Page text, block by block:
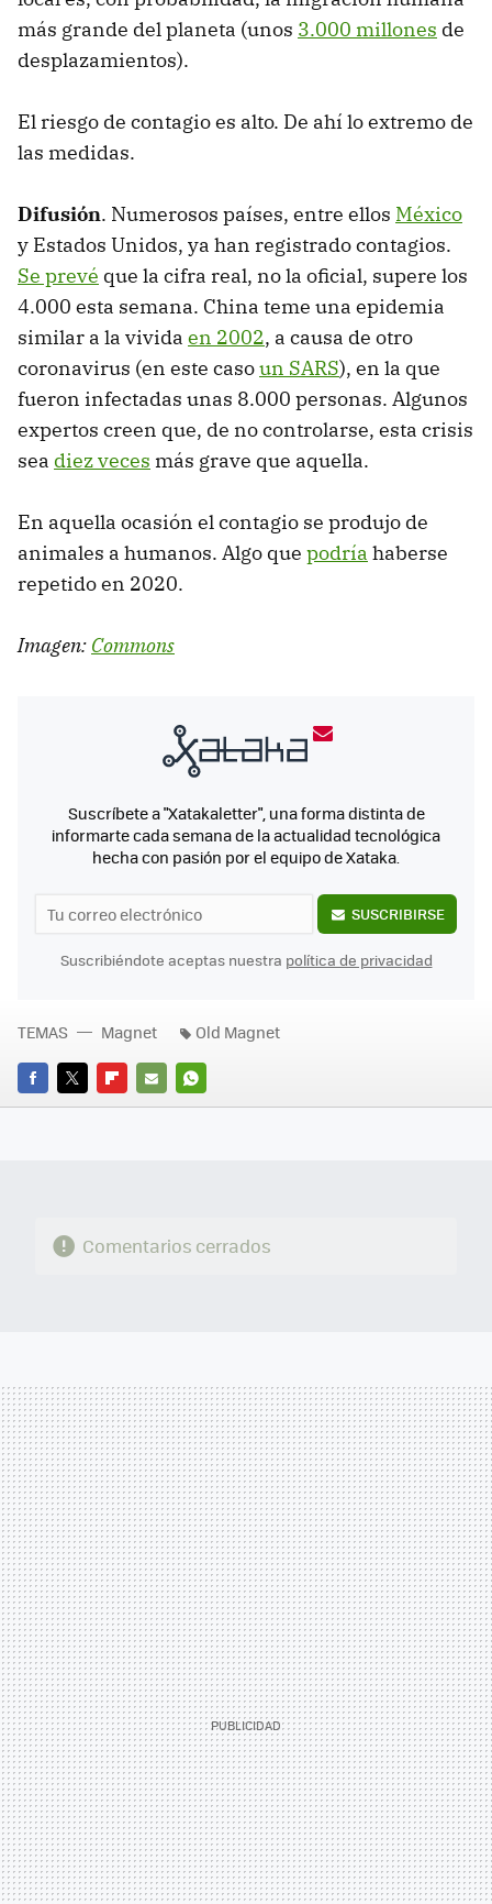
más grande del planeta (unos 3.000 millones de
desplazamientos).
El riesgo de contagio es alto. De ahí lo extremo de
las medidas.
Difusión. Numerosos países, entre ellos México
y Estados Unidos, ya han registrado contagios.
Se prevé que la cifra real, no la oficial, supere los
4.000 esta semana. China teme una epidemia
similar a la vivida en 2002, a causa de otro
coronavirus (en este casoun SARS), en la que
fueron infectadas unas 8.000 personas. Algunos
expertos creen que, de no controlarse, esta crisis
sea diez veces más grave que aquella.
En aquella ocasión el contagio se produjo de
animales a humanos. Algo que podría haberse
repetido en 2020.
Imagen: Commons
Suscríbete a "Xatakaletter", una forma distinta de
informarte cada semana de la actualidad tecnológica
hecha con pasión por el equipo de Xataka.
SUSCRIBIRSE
Suscribiéndote aceptas nuestra política de privacidad
FACEBOOK
TWITTERFLIPBOARD
E-
WHATSAPP
TEMAS Magnet Old Magnet
Comentarios cerrados